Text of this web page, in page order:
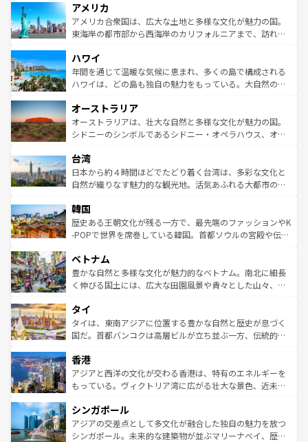
ンツ一覧を参照してほしい。
の建物がそのまま残る町や、スイスならではのユニークな
博物館もあり、アルプス観光だけでなく町歩きも満喫する
ことができる。国民の所得が高いため物価も高いが、旅行
ば市内交通費無料で観光を楽しむこともできる。 なお、新
着のスイス情報はコンテンツ一覧 を参照してほしい。
アメリカ
アメリカ合衆国は、広大な土地と多様な文化が魅力の国。
東海岸の都市部から西海岸のカリフォルニアまで、訪れる
のような巨大都市は、観光、ショッピング、エンターテイ
ンメントが詰まった刺激的なスポットだ。一方、アメリカ
西部には大自然が広がり、グランドキャニオンやイエロー
部のニューオーリンズでは、音楽と美食が融合した独特の
文化が魅力。旅行者はアメリカの各地域で異なる魅力を楽
しみながら、その多様性と豊かな歴史を感じることができ
ならではの贅沢な旅のスタイルだ。 なお、新着のアメリカ
情報はコンテンツ一覧を参照してほしい。
ハワイ
年間を通じて温暖な気候に恵まれ、多くの島で構成される
ハワイは、どの島も独自の魅力をもっている。大自然の神
ワイ島は見逃せない。また、定番の観光地といえばオアフ
島だが、静かな自然を求めるならマウイ島やカウアイ島が
おすすめ。エメラルドグリーンに輝く海をはじめ、豊かな
れるおもてなしの心で訪れる人々を迎えてくれるハワイの
人々、おいしいローカルフードやハワイアンミュージッ
ク、伝統的なフラダンスなど、すべてがハワイの魅力を彩
ワイを、存分に味わってほしい。 なお、新着のハワイ情報
はコンテンツ一覧を参照してほしい。
オーストラリア
オーストラリアは、壮大な自然と多様な文化が魅力の国。
シドニーのシンボルであるシドニー・オペラハウス、オー
リアリーフや大陸中央部にそびえるウルル（エアーズロッ
ク）、タスマニアの美しい原生林やケアンズの熱帯雨林な
ど、見どころがたくさん。また、カフェやワイン、オージ
いる。アクティビティも充実しており、サーフィンやダイ
ビング、ハイキングなど、アウトドア好きにはたまらな
い。オーストラリアの多彩な魅力を存分に味わいつくそ
参照してほしい。
台湾
日本から約４時間ほどでたどり着く台湾は、多彩な文化と
自然が織りなす魅力的な観光地。活気あふれる大都市の台
ン）、静ひつな山岳地帯である台湾東部など、都市の喧騒
と山間の静けさが共存しており、訪れる人に新しい発見と
驚きをもたらしてくれる。また、奥深い台湾の食文化も魅
容にもいいと評判のスイーツなど、バラエティ豊かな料理
が味わえる。 なお、新着の台湾情報は コンテンツ一覧を参
照してほしい。
韓国
歴史ある王朝文化が残る一方で、最先端のファッションやK
-POPで世界を席巻している韓国。首都ソウルの宮殿や伝統
き、地方に足を延ばせば四季折々の自然美を楽しむことが
できる。そして、キムチや焼肉、絶品のストリートフード
まで、さまざまな韓国料理が待っている。夜には、韓国な
リティに包まれながら、韓国の多彩な魅力を心ゆくまで味
わってみてほしい。 なお、新着の韓国情報はコンテンツ一
覧を参照してほしい。
ベトナム
豊かな自然と多様な文化が魅力的なベトナム。南北に細長
く伸びる国土には、広大な田園風景や青々とした山々、世
急速な発展と共に伝統が息づく。ハノイの古い町並みやホ
ーチミン市のフランス統治時代の建物も、独特の雰囲気を
醸し出している。また、バラエティの豊かさとおいしさで
とつ。フォーやバインミー、ベトナムコーヒーなどは、ぜ
ひ現地で味わいたい。どの地域を訪れてもあたたかい人々
が旅行者を迎えてくれるので、きっと忘れられない旅にな
参照してほしい。
タイ
タイは、東南アジアに位置する豊かな自然と歴史が息づく
国だ。首都バンコクは高層ビルが立ち並ぶ一方、伝統的な
の活気が交差している。北部ではチェンマイなどの山岳地
帯で自然と触れ合い、南部ではプーケットやクラビの美し
いビーチでリゾート気分を楽しむことができる。タイ料理
激する。気候は一年中温暖で、どの季節にも異なる楽しみ
が待っている。親しみやすいタイの人々、仏教を中心とし
た文化、そして多様な観光資源が、訪れる旅人を魅了し続
香港
アジアと西洋の文化が交わる香港は、特有のエネルギーを
もっている。ヴィクトリア湾に広がる壮大な景色、近未来
み、どこを訪れても感動するはず。観光スポットが密集し
ており、効率よく見どころを回れるのも魅力。息をのむよ
うな絶景から文化的な体験まで、香港を存分に楽しみ尽く
シンガポール
アジアの交差点として多文化が融合した独自の魅力を放つ
シンガポール。未来的な建築物が並ぶマリーナベイ、歴史